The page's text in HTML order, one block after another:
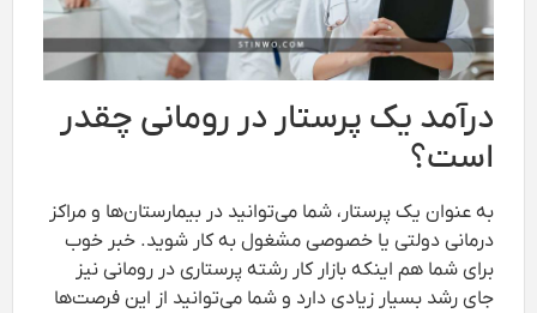
درآمد یک پرستار در رومانی چقدر
است؟
به عنوان یک پرستار، شما می‌توانید در بیمارستان‌ها و مراکز
درمانی دولتی یا خصوصی مشغول به کار شوید. خبر خوب
برای شما هم اینکه بازار کار رشته پرستاری در رومانی نیز
جای رشد بسیار زیادی دارد و شما می‌توانید از این فرصت‌ها